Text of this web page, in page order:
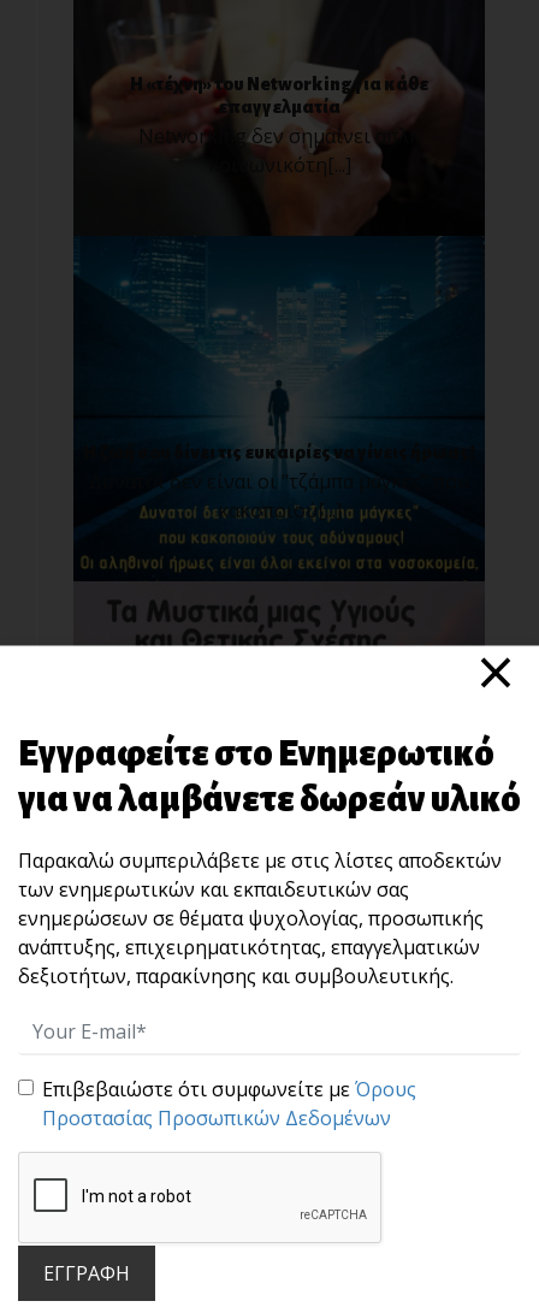
H «τέχνη» του Networking για κάθε
επαγγελματία
Νetworking δεν σημαίνει απλή
κοινωνικότη[...]
Η ζωή σου δίνει τις ευκαιρίες να γίνεις ήρωας!
Δυνατοί δεν είναι οι "τζάμπα μάγκες" που
κακοποιού[...]
Τα Μυστικά μιας Υγιούς και Θετικής Σχέσης
Ο άνθρωπος είναι πλασμένος για να
σχετίζεται. Να δ[...]
προκαθορίζουν το πεπρ[...]
×
Εγγραφείτε στο Ενημερωτικό
για να λαμβάνετε δωρεάν υλικό
Παρακαλώ συμπεριλάβετε με στις λίστες αποδεκτών
των ενημερωτικών και εκπαιδευτικών σας
ενημερώσεων σε θέματα ψυχολογίας, προσωπικής
ανάπτυξης, επιχειρηματικότητας, επαγγελματικών
δεξιοτήτων, παρακίνησης και συμβουλευτικής.
Επιβεβαιώστε ότι συμφωνείτε μεΌρους
Προστασίας Προσωπικών Δεδομένων
ΕΓΓΡΑΦΗ